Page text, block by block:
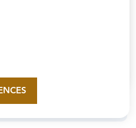
de la cathédrale Saint-
sur le site de la
patrimoine.